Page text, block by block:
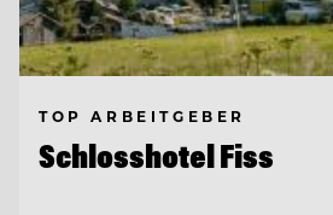
TOP ARBEITGEBER
Schlosshotel Fiss